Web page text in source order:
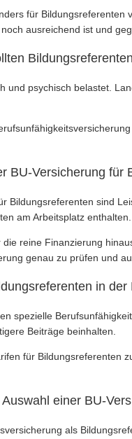
für
ausreichend ist und
und psychisch belastet.
BU-Versicherung für
Bildungsreferenten sind
am Arbeitsplatz enthalten.
reine Finanzierung
genau zu prüfen und
in der
spezielle
Beiträge beinhalten.
für
einer BU-
als